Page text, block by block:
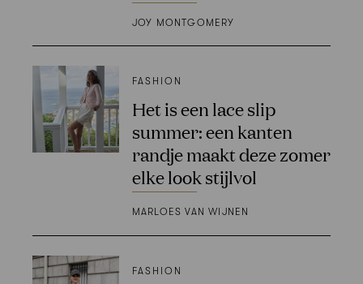
JOY MONTGOMERY
FASHION
Het is een lace slip
summer: een kanten
randje maakt deze zomer
elke look stijlvol
MARLOES VAN WIJNEN
FASHION